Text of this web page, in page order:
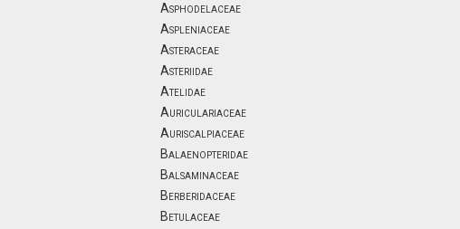
Asphodelaceae
Aspleniaceae
Asteraceae
Asteriidae
Atelidae
Auriculariaceae
Auriscalpiaceae
Balaenopteridae
Balsaminaceae
Berberidaceae
Betulaceae